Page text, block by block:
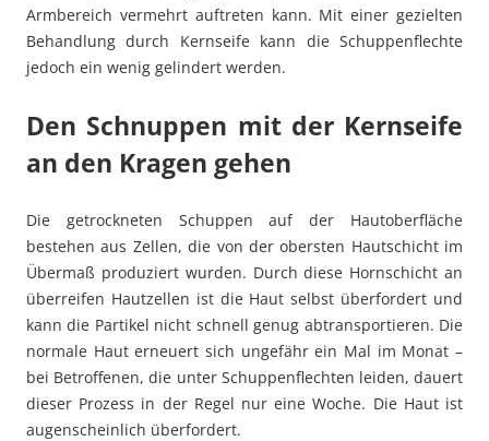
Armbereich vermehrt auftreten kann. Mit einer gezielten
Behandlung durch Kernseife kann die Schuppenflechte
jedoch ein wenig gelindert werden.
Den Schnuppen mit der Kernseife
an den Kragen gehen
Die getrockneten Schuppen auf der Hautoberfläche
bestehen aus Zellen, die von der obersten Hautschicht im
Übermaß produziert wurden. Durch diese Hornschicht an
überreifen Hautzellen ist die Haut selbst überfordert und
kann die Partikel nicht schnell genug abtransportieren. Die
normale Haut erneuert sich ungefähr ein Mal im Monat –
bei Betroffenen, die unter Schuppenflechten leiden, dauert
dieser Prozess in der Regel nur eine Woche. Die Haut ist
augenscheinlich überfordert.